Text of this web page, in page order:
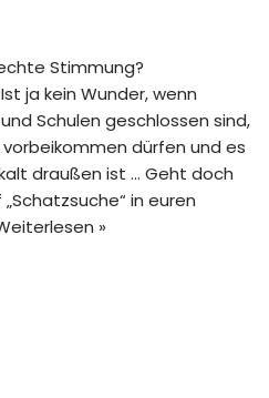
Stimmung?
ja kein Wunder, wenn
Schulen geschlossen sind,
dürfen und es
draußen ist … Geht doch
in euren
»